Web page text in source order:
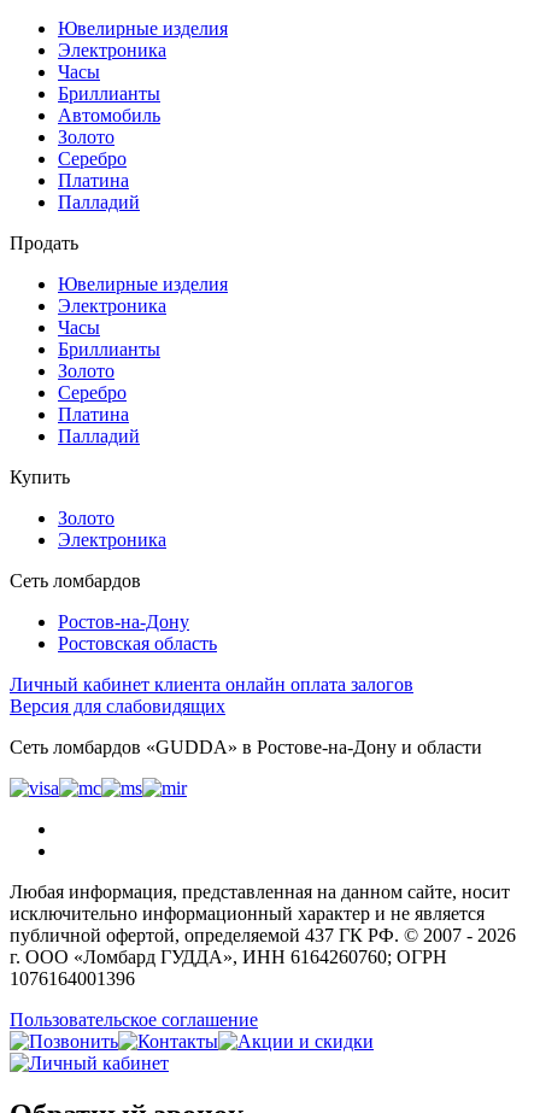
Ювелирные изделия
Электроника
Часы
Бриллиaнты
Автомобиль
Золото
Серебро
Платина
Палладий
Продать
Ювелирные изделия
Электроника
Часы
Бриллиaнты
Золото
Серебро
Платина
Палладий
Купить
Золото
Электроника
Сеть ломбардов
Ростов-на-Дону
Ростовcкая область
Личный кабинет клиента онлайн оплата залогов
Версия для слабовидящих
Сеть ломбардов «GUDDA» в Ростове-на-Дону и области
Любая информация, представленная на данном сайте, носит
исключительно информационный характер и не является
публичной офертой, определяемой 437 ГК РФ. © 2007 - 2026
г. ООО «Ломбард ГУДДА», ИНН 6164260760; ОГРН
1076164001396
Пользовательское соглашение